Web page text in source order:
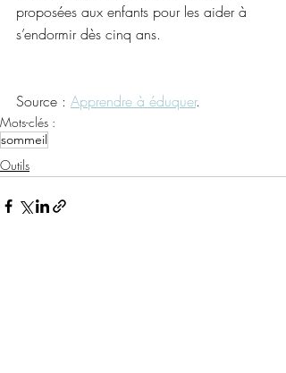
proposées aux enfants pour les aider à
s’endormir dès cinq ans.
Source : Apprendre à éduquer.
Mots-clés :
sommeil
Outils